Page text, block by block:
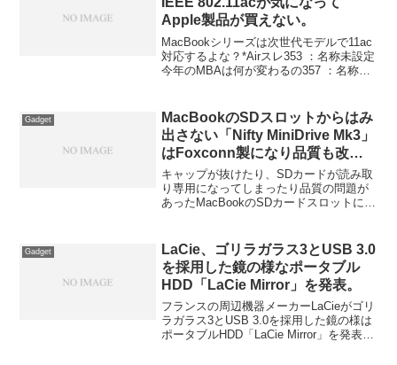
Apple製品が買えない。
MacBookシリーズは次世代モデルで11ac
対応するよな？*Airスレ353 ：名称未設定
今年のMBAは何が変わるの357 ：名称未
Gadget
MacBookのSDスロットからはみ
出さない「Nifty MiniDrive Mk3」
はFoxconn製になり品質も改善
される模様
キャップが抜けたり、SDカードが読み取
り専用になってしまったり品質の問題が
あったMacBookのSDカードスロットにす
ームはかなり改善をほどこし、Foxconn
に製造を依頼するなどして品質の向上し
たMiniDrive Mk3を8月に発売するようで
す。詳細は以下から。
Gadget
LaCie、ゴリラガラス3とUSB 3.0
を採用した鏡の様なポータブル
HDD「LaCie Mirror」を発表。
フランスの周辺機器メーカーLaCieがゴリ
ラガラス3とUSB 3.0を採用した鏡の様は
ポータブルHDD「LaCie Mirror」を発表し